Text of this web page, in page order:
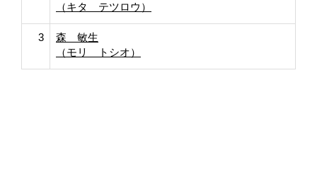
（キタ テツロウ）
3
森 敏生
（モリ トシオ）